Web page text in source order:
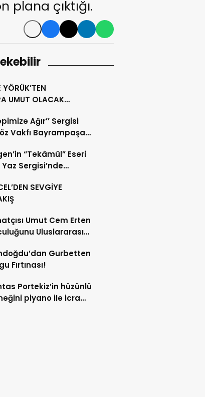
plana çıktığı.
UMUT OLACAK
Ağır’’ Sergisi
Vakfı Bayrampaşa
Buluştu
“Tekâmül” Eseri
Yaz Sergisi’nde
SEVGİYE
Umut Cem Erten
Uluslararası
Gurbetten
Fırtınası!
Portekiz’in hüzünlü
piyano ile icra